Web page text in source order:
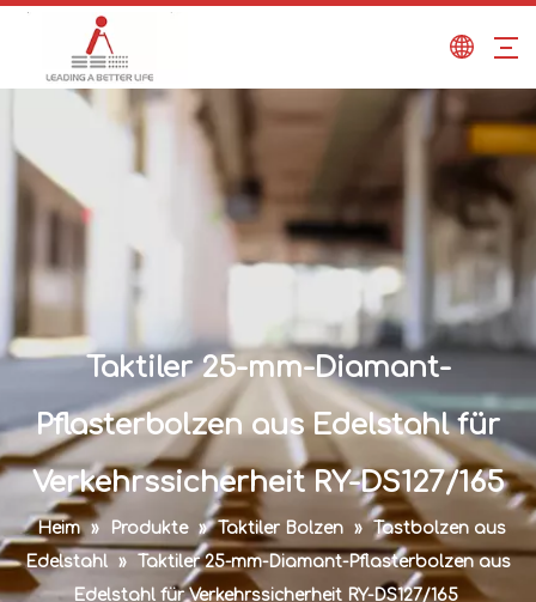
Taktiler 25-mm-Diamant-
Pflasterbolzen aus Edelstahl für
Verkehrssicherheit RY-DS127/165
Heim » Produkte » Taktiler Bolzen » Tastbolzen aus
Edelstahl »
Taktiler 25-mm-Diamant-Pflasterbolzen aus
Edelstahl für Verkehrssicherheit RY-DS127/165